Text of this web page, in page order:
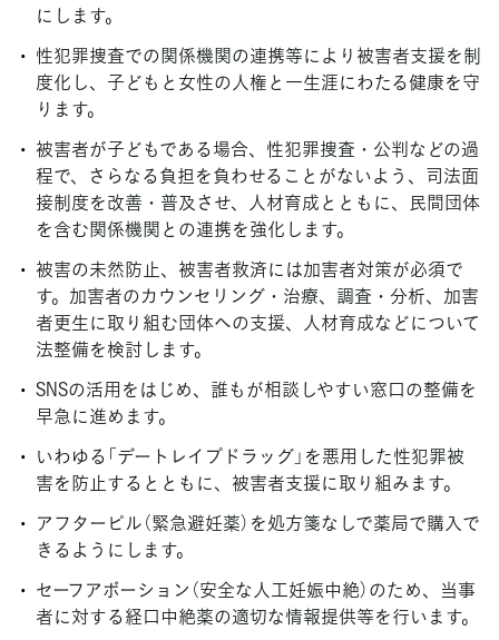
にします。
性犯罪捜査での関係機関の連携等により被害者支援を制
度化し、子どもと女性の人権と一生涯にわたる健康を守
ります。
被害者が子どもである場合、性犯罪捜査・公判などの過
程で、さらなる負担を負わせることがないよう、司法面
接制度を改善・普及させ、人材育成とともに、民間団体
を含む関係機関との連携を強化します。
被害の未然防止、被害者救済には加害者対策が必須で
す。加害者のカウンセリング・治療、調査・分析、加害
者更生に取り組む団体への支援、人材育成などについて
法整備を検討します。
SNSの活用をはじめ、誰もが相談しやすい窓口の整備を
早急に進めます。
いわゆる「デートレイプドラッグ」を悪用した性犯罪被
害を防止するとともに、被害者支援に取り組みます。
アフターピル（緊急避妊薬）を処方箋なしで薬局で購入で
きるようにします。
セーフアボーション（安全な人工妊娠中絶）のため、当事
者に対する経口中絶薬の適切な情報提供等を行います。